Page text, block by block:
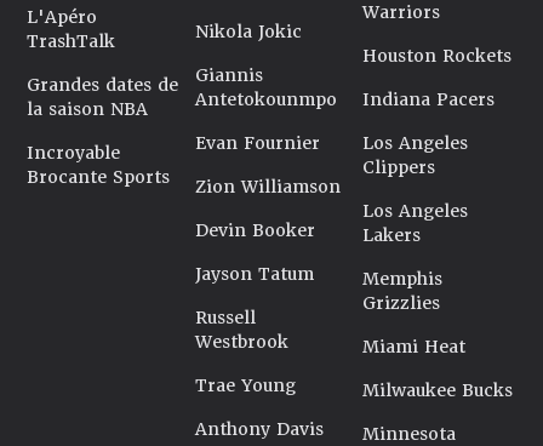
L'Apéro
TrashTalk
Grandes dates de
la saison NBA
Incroyable
Brocante Sports
Nikola Jokic
Giannis
Antetokounmpo
Evan Fournier
Zion Williamson
Devin Booker
Jayson Tatum
Russell
Westbrook
Trae Young
Anthony Davis
Warriors
Houston Rockets
Indiana Pacers
Los Angeles
Clippers
Los Angeles
Lakers
Memphis
Grizzlies
Miami Heat
Milwaukee Bucks
Minnesota